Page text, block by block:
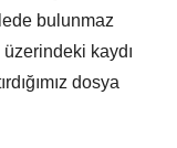
bulunmaz
üzerindeki kaydı
dosya